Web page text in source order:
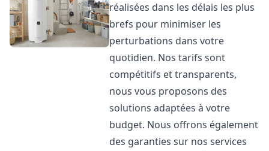
réalisées dans les délais les plus
brefs pour minimiser les
perturbations dans votre
quotidien. Nos tarifs sont
compétitifs et transparents,
nous vous proposons des
solutions adaptées à votre
budget. Nous offrons également
des garanties sur nos services